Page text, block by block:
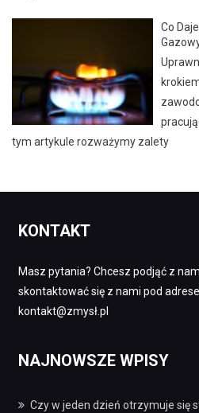
Co
tym artykule rozważymy zalety
KONTAKT
Masz pytania? Chcesz podjąć z
skontaktować się z nami pod
kontakt@zmysł.pl
NAJNOWSZE WPISY
Czy w jeden dzień otrzymuje się